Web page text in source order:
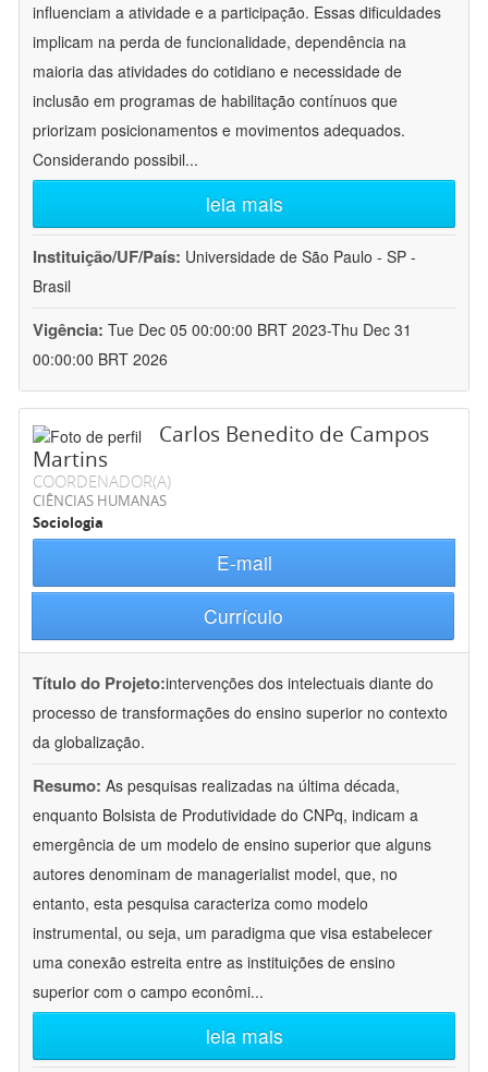
influenciam a atividade e a participação. Essas dificuldades
implicam na perda de funcionalidade, dependência na
maioria das atividades do cotidiano e necessidade de
inclusão em programas de habilitação contínuos que
priorizam posicionamentos e movimentos adequados.
Considerando possibil...
leia mais
Instituição/UF/País: Universidade de São Paulo - SP -
Brasil
Vigência: Tue Dec 05 00:00:00 BRT 2023-Thu Dec 31
00:00:00 BRT 2026
Carlos Benedito de Campos
Martins
COORDENADOR(A)
CIÊNCIAS HUMANAS
Sociologia
E-mail
Currículo
Título do Projeto:intervenções dos intelectuais diante do
processo de transformações do ensino superior no contexto
da globalização.
Resumo: As pesquisas realizadas na última década,
enquanto Bolsista de Produtividade do CNPq, indicam a
emergência de um modelo de ensino superior que alguns
autores denominam de managerialist model, que, no
entanto, esta pesquisa caracteriza como modelo
instrumental, ou seja, um paradigma que visa estabelecer
uma conexão estreita entre as instituições de ensino
superior com o campo econômi...
leia mais